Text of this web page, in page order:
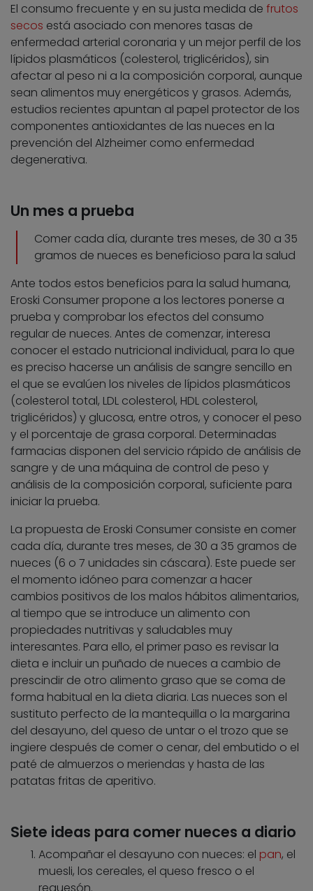
El consumo frecuente y en su justa medida de frutos
secos está asociado con menores tasas de
enfermedad arterial coronaria y un mejor perfil de los
lípidos plasmáticos (colesterol, triglicéridos), sin
afectar al peso ni a la composición corporal, aunque
sean alimentos muy energéticos y grasos. Además,
estudios recientes apuntan al papel protector de los
componentes antioxidantes de las nueces en la
prevención del Alzheimer como enfermedad
degenerativa.
Un mes a prueba
Comer cada día, durante tres meses, de 30 a 35
gramos de nueces es beneficioso para la salud
Ante todos estos beneficios para la salud humana,
Eroski Consumer propone a los lectores ponerse a
prueba y comprobar los efectos del consumo
regular de nueces. Antes de comenzar, interesa
conocer el estado nutricional individual, para lo que
es preciso hacerse un análisis de sangre sencillo en
el que se evalúen los niveles de lípidos plasmáticos
(colesterol total, LDL colesterol, HDL colesterol,
triglicéridos) y glucosa, entre otros, y conocer el peso
y el porcentaje de grasa corporal. Determinadas
farmacias disponen del servicio rápido de análisis de
sangre y de una máquina de control de peso y
análisis de la composición corporal, suficiente para
iniciar la prueba.
La propuesta de Eroski Consumer consiste en comer
cada día, durante tres meses, de 30 a 35 gramos de
nueces (6 o 7 unidades sin cáscara). Este puede ser
el momento idóneo para comenzar a hacer
cambios positivos de los malos hábitos alimentarios,
al tiempo que se introduce un alimento con
propiedades nutritivas y saludables muy
interesantes. Para ello, el primer paso es revisar la
dieta e incluir un puñado de nueces a cambio de
prescindir de otro alimento graso que se coma de
forma habitual en la dieta diaria. Las nueces son el
sustituto perfecto de la mantequilla o la margarina
del desayuno, del queso de untar o el trozo que se
ingiere después de comer o cenar, del embutido o el
paté de almuerzos o meriendas y hasta de las
patatas fritas de aperitivo.
Siete ideas para comer nueces a diario
Acompañar el desayuno con nueces: el pan, el
muesli, los cereales, el queso fresco o el